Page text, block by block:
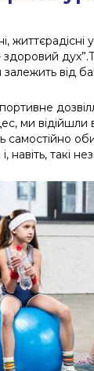
життєрадісні
здоровий
від
ми відійшли
самостійно
навіть, такі